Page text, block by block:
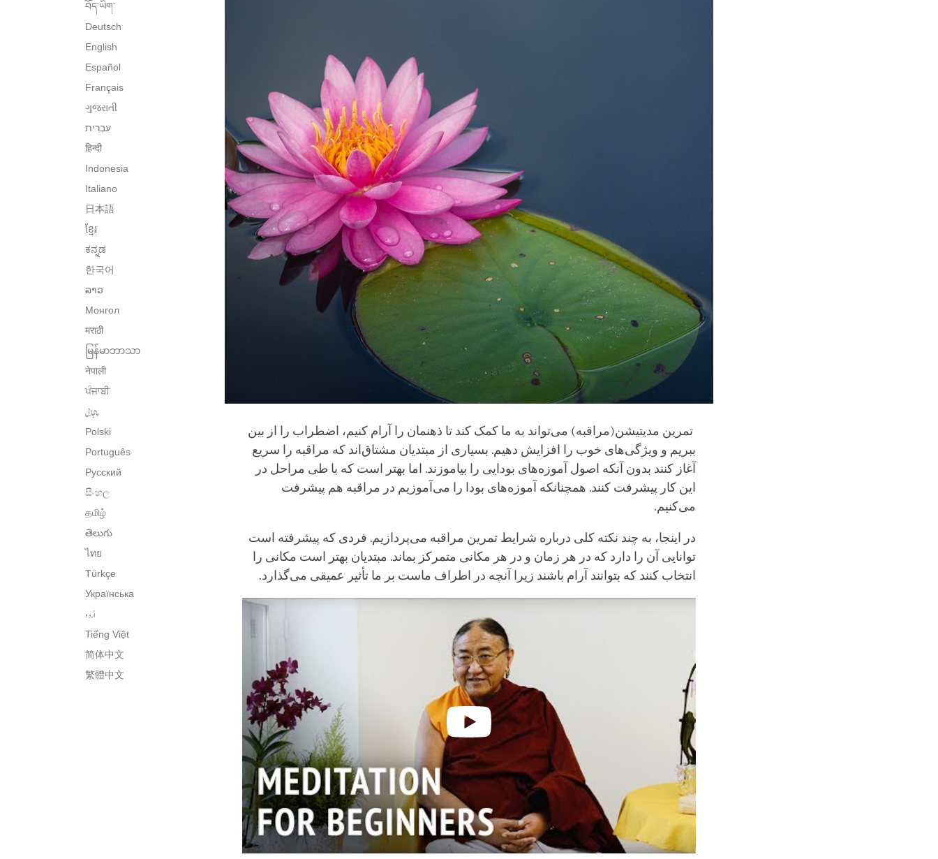
བོད་ཡིག་
Deutsch
English
Español
Français
ગુજરાતી
עִבְרִית‎
हिन्दी
Indonesia
Italiano
日本語
ខ្មែរ
ಕನ್ನಡ
한국어
ລາວ
Монгол
मराठी
မြန်မာဘာသာ
नेपाली
ਪੰਜਾਬੀ
پنجابی
Polski
Português
Русский
සිංහල
தமிழ்
తెలుగు
ไทย
Türkçe
Українська
اُردو
Tiếng Việt
简体中文
繁體中文
تمرین مدیتیشن(مراقبه) می‌تواند به ما کمک کند تا ذهنمان را آرام کنیم، اضطراب را از بین
ببریم و ویژگی‌های خوب را افزایش دهیم. بسیاری از مبتدیان مشتاق‌اند که مراقبه را سریع
آغاز کنند بدون آنکه اصول آموزه‌های بودایی را بیاموزند. اما بهتر است که با طی مراحل در
این کار پیشرفت کنند. همچنانکه آموزه‌های بودا را می‌آموزیم در مراقبه هم پیشرفت
می‌کنیم.
در اینجا، به چند نکته کلی درباره شرایط تمرین مراقبه می‌پردازیم. فردی که پیشرفته است
توانایی آن را دارد که در هر زمان و در هر مکانی متمرکز بماند. مبتدیان بهتر است مکانی را
انتخاب کنند که بتوانند آرام باشند زیرا آنچه در اطراف ماست بر ما تأثیر عمیقی می‌گذارد.